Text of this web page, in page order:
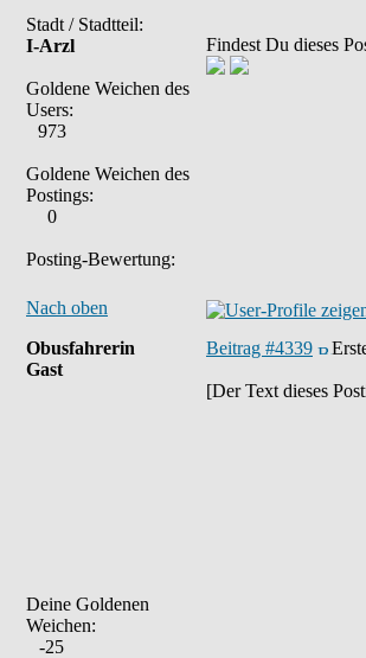
Stadt / Stadtteil:
I-Arzl
Goldene Weichen des
Users:
973
Goldene Weichen des
Postings:
0
Posting-Bewertung:
Findest Du dieses
Nach oben
Obusfahrerin
Gast
Deine Goldenen
Weichen:
-25
Beitrag #4339
[Der Text dieses